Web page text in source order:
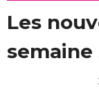
Les
semaine